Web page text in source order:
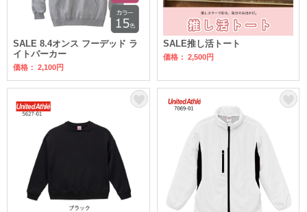
SALE 8.4オンス フーデッド ラ
イトパーカー
価格： 2,100円
SALE推し活トート
価格： 2,500円